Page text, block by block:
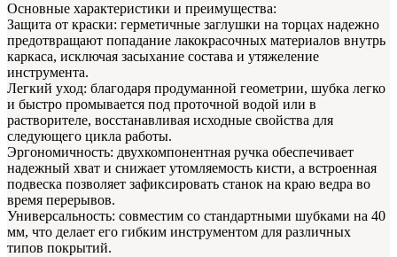
Основные характеристики и преимущества:
Защита от краски: герметичные заглушки на торцах надежно
предотвращают попадание лакокрасочных материалов внутрь
каркаса, исключая засыхание состава и утяжеление
инструмента.
Легкий уход: благодаря продуманной геометрии, шубка легко
и быстро промывается под проточной водой или в
растворителе, восстанавливая исходные свойства для
следующего цикла работы.
Эргономичность: двухкомпонентная ручка обеспечивает
надежный хват и снижает утомляемость кисти, а встроенная
подвеска позволяет зафиксировать станок на краю ведра во
время перерывов.
Универсальность: совместим со стандартными шубками на 40
мм, что делает его гибким инструментом для различных
типов покрытий.